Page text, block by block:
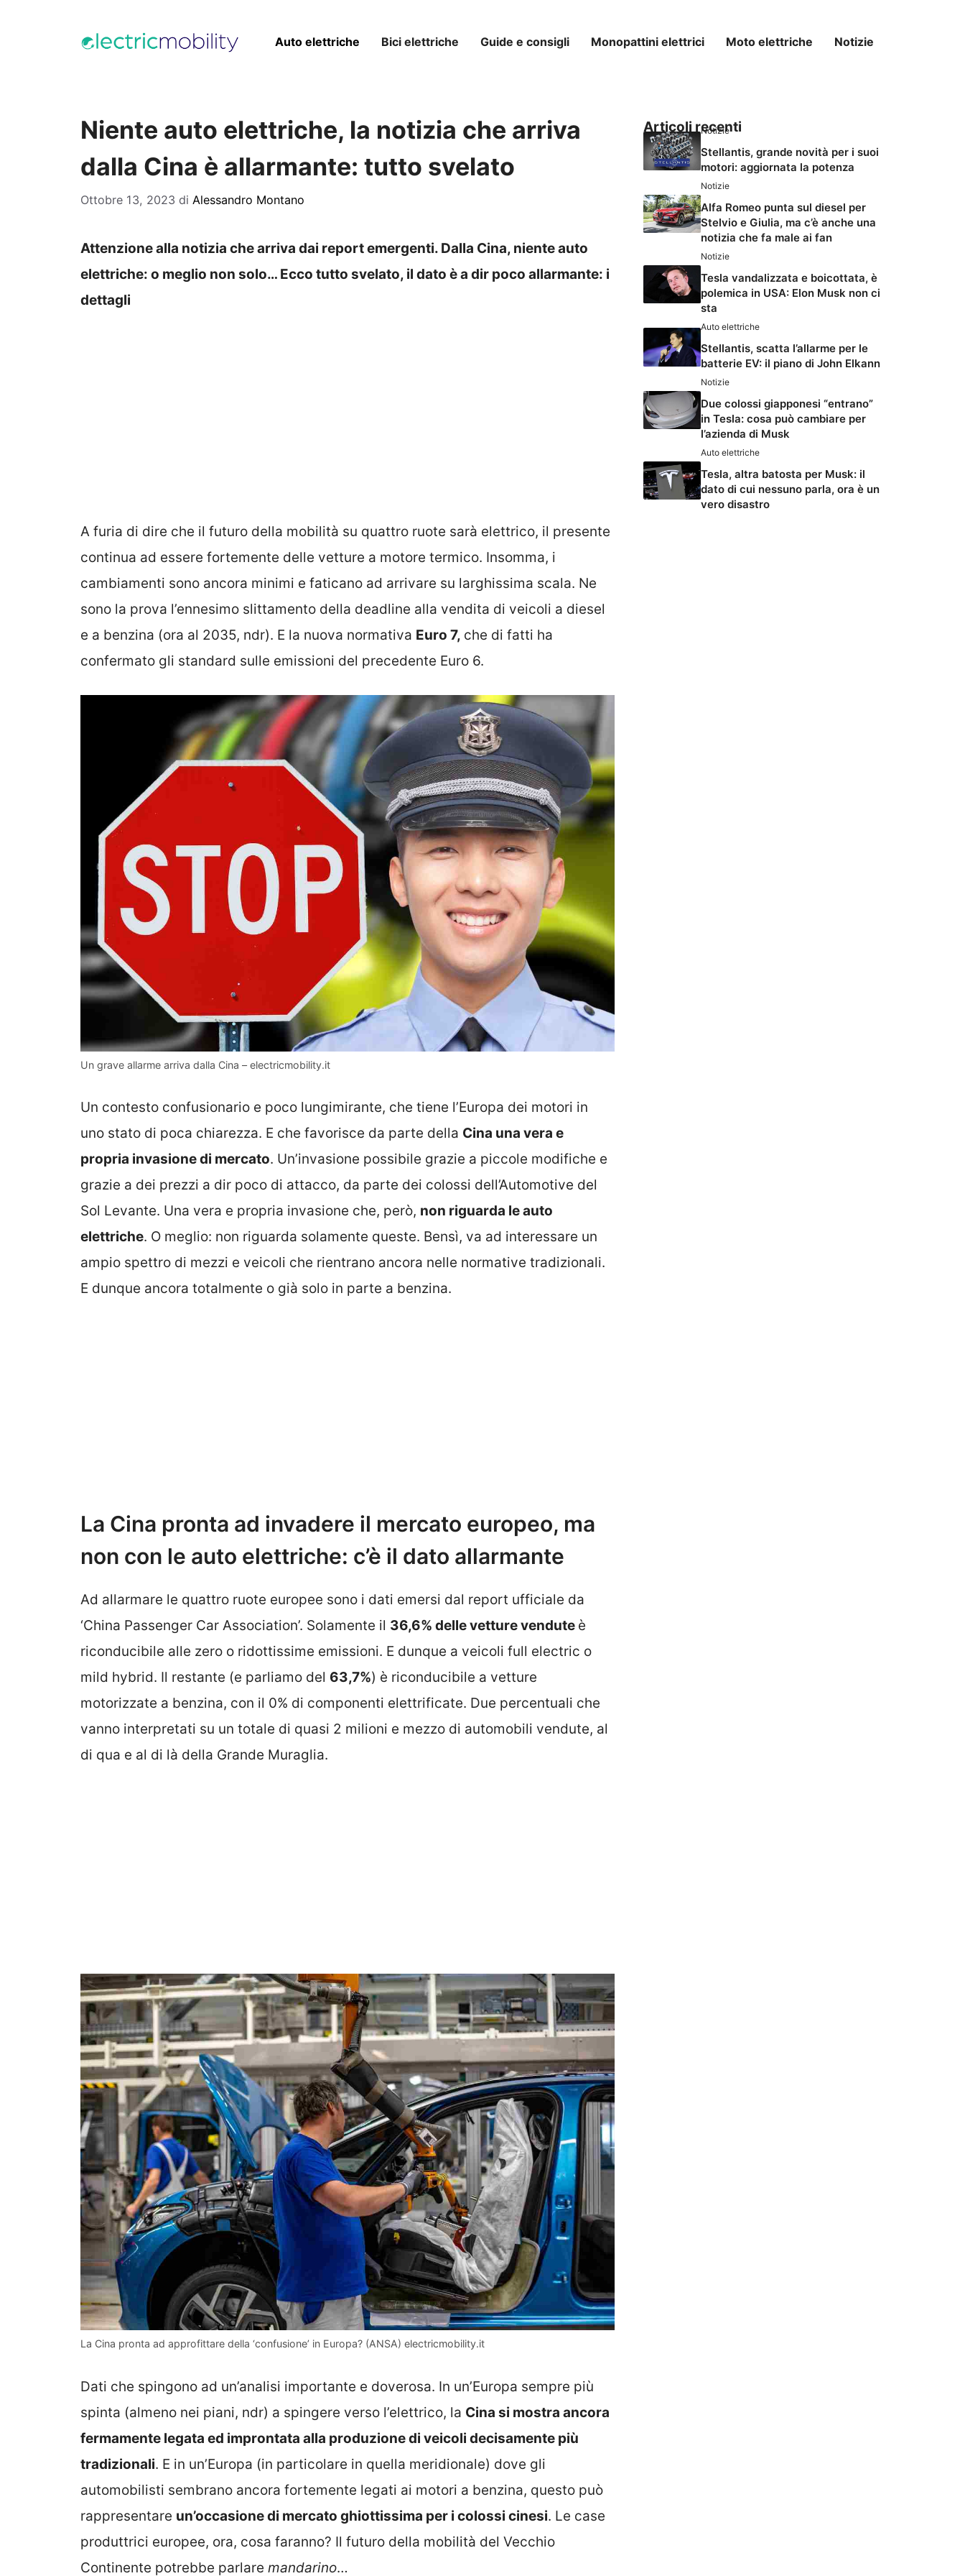
Auto elettriche Bici elettriche Guide e consigli Monopattini elettrici Moto elettriche Notizie
Niente auto elettriche, la notizia che arriva
dalla Cina è allarmante: tutto svelato
Ottobre 13, 2023 di Alessandro Montano
Attenzione alla notizia che arriva dai report emergenti. Dalla Cina, niente auto
elettriche: o meglio non solo… Ecco tutto svelato, il dato è a dir poco allarmante: i
dettagli
A furia di dire che il futuro della mobilità su quattro ruote sarà elettrico, il presente
continua ad essere fortemente delle vetture a motore termico. Insomma, i
cambiamenti sono ancora minimi e faticano ad arrivare su larghissima scala. Ne
sono la prova l’ennesimo slittamento della deadline alla vendita di veicoli a diesel
e a benzina (ora al 2035, ndr). E la nuova normativa Euro 7, che di fatti ha
confermato gli standard sulle emissioni del precedente Euro 6.
Un grave allarme arriva dalla Cina – electricmobility.it
Un contesto confusionario e poco lungimirante, che tiene l’Europa dei motori in
uno stato di poca chiarezza. E che favorisce da parte della Cina una vera e
propria invasione di mercato. Un’invasione possibile grazie a piccole modifiche e
grazie a dei prezzi a dir poco di attacco, da parte dei colossi dell’Automotive del
Sol Levante. Una vera e propria invasione che, però, non riguarda le auto
elettriche. O meglio: non riguarda solamente queste. Bensì, va ad interessare un
ampio spettro di mezzi e veicoli che rientrano ancora nelle normative tradizionali.
E dunque ancora totalmente o già solo in parte a benzina.
La Cina pronta ad invadere il mercato europeo, ma
non con le auto elettriche: c’è il dato allarmante
Ad allarmare le quattro ruote europee sono i dati emersi dal report ufficiale da
‘China Passenger Car Association’. Solamente il 36,6% delle vetture vendute è
riconducibile alle zero o ridottissime emissioni. E dunque a veicoli full electric o
mild hybrid. Il restante (e parliamo del 63,7%) è riconducibile a vetture
motorizzate a benzina, con il 0% di componenti elettrificate. Due percentuali che
vanno interpretati su un totale di quasi 2 milioni e mezzo di automobili vendute, al
di qua e al di là della Grande Muraglia.
La Cina pronta ad approfittare della ‘confusione’ in Europa? (ANSA) electricmobility.it
Dati che spingono ad un’analisi importante e doverosa. In un’Europa sempre più
spinta (almeno nei piani, ndr) a spingere verso l’elettrico, la Cina si mostra ancora
fermamente legata ed improntata alla produzione di veicoli decisamente più
tradizionali. E in un’Europa (in particolare in quella meridionale) dove gli
automobilisti sembrano ancora fortemente legati ai motori a benzina, questo può
rappresentare un’occasione di mercato ghiottissima per i colossi cinesi. Le case
produttrici europee, ora, cosa faranno? Il futuro della mobilità del Vecchio
Continente potrebbe parlare mandarino…
Articoli recenti
Notizie
Stellantis, grande novità per i suoi
motori: aggiornata la potenza
Notizie
Alfa Romeo punta sul diesel per
Stelvio e Giulia, ma c’è anche una
notizia che fa male ai fan
Notizie
Tesla vandalizzata e boicottata, è
polemica in USA: Elon Musk non ci
sta
Auto elettriche
Stellantis, scatta l’allarme per le
batterie EV: il piano di John Elkann
Notizie
Due colossi giapponesi “entrano”
in Tesla: cosa può cambiare per
l’azienda di Musk
Auto elettriche
Tesla, altra batosta per Musk: il
dato di cui nessuno parla, ora è un
vero disastro